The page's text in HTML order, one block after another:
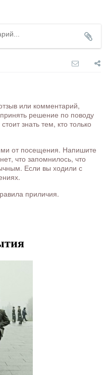
или комментарий,
решение по поводу
знать тем, кто только
от посещения. Напишите
что запомнилось, что
Если вы ходили с
приличия.